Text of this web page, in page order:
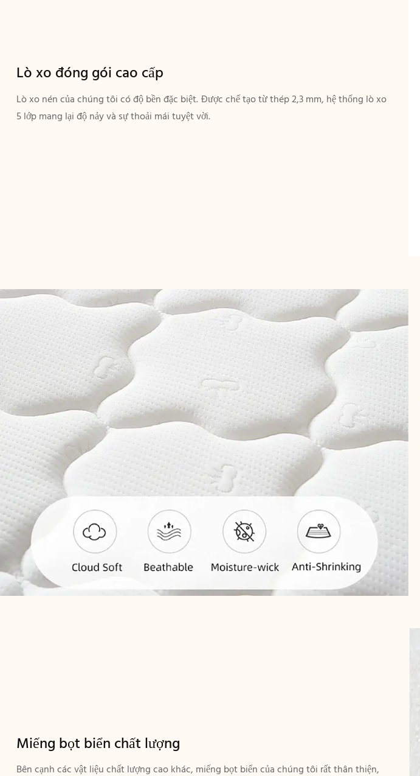
Lò xo đóng gói cao cấp
Lò xo nén của chúng tôi có độ bền đặc biệt. Được chế tạo từ thép 2,3 mm, hệ thống lò xo
5 lớp mang lại độ nảy và sự thoải mái tuyệt vời.
Miếng bọt biển chất lượng
Bên cạnh các vật liệu chất lượng cao khác, miếng bọt biển của chúng tôi rất thân thiện,